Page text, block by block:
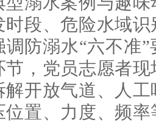
时段、危险水域
调防溺水“六不准
节，党员志愿者
解开放气道、人
位置、力度、频